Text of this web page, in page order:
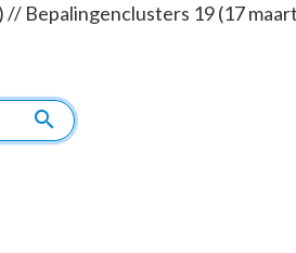
Bepalingenclusters 19 (17
search